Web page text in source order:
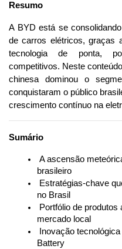
Resumo
A BYD está se
de carros elétricos, graças
tecnologia de ponta,
competitivos. Neste
chinesa dominou o
conquistaram o público
crescimento contínuo na
Sumário
A ascensão
brasileiro
Estratégias-chave
no Brasil
Portfólio de produtos
mercado local
Inovação
Battery